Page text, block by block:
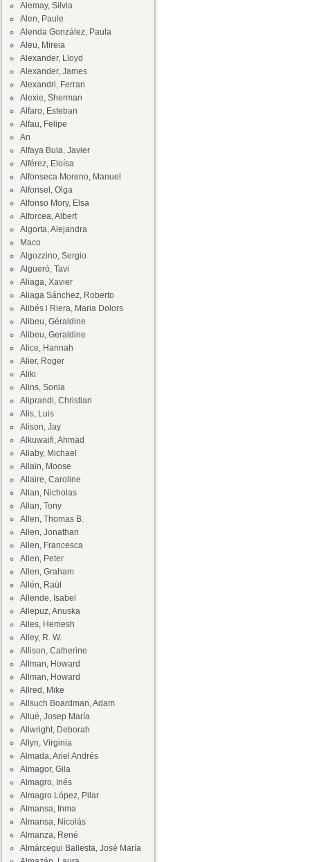
Alemay, Silvia
Alen, Paule
Alenda González, Paula
Aleu, Mireia
Alexander, Lloyd
Alexander, James
Alexandri, Ferran
Alexie, Sherman
Alfaro, Esteban
Alfau, Felipe
An
Alfaya Bula, Javier
Alférez, Eloísa
Alfonseca Moreno, Manuel
Alfonsel, Olga
Alfonso Mory, Elsa
Alforcea, Albert
Algorta, Alejandra
Maco
Algozzino, Sergio
Algueró, Tavi
Aliaga, Xavier
Aliaga Sánchez, Roberto
Alibés i Riera, Maria Dolors
Alibeu, Géraldine
Alibeu, Geraldine
Alice, Hannah
Alier, Roger
Aliki
Alins, Sonia
Aliprandi, Christian
Alis, Luis
Alison, Jay
Alkuwaifi, Ahmad
Allaby, Michael
Allain, Moose
Allaire, Caroline
Allan, Nicholas
Allan, Tony
Allen, Thomas B.
Allen, Jonathan
Allen, Francesca
Allen, Peter
Allen, Graham
Allén, Raúl
Allende, Isabel
Allepuz, Anuska
Alles, Hemesh
Alley, R. W.
Allison, Catherine
Allman, Howard
Allman, Howard
Allred, Mike
Allsuch Boardman, Adam
Allué, Josep María
Allwright, Deborah
Allyn, Virginia
Almada, Ariel Andrés
Almagor, Gila
Almagro, Inés
Almagro López, Pilar
Almansa, Inma
Almansa, Nicolás
Almanza, René
Almárcegui Ballesta, José María